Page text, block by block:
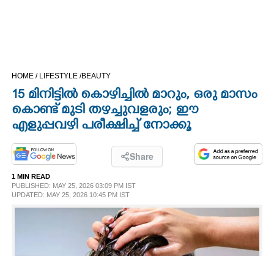
OPINION
PHOTOS
LIFESTYLE
HOME / LIFESTYLE /BEAUTY
15 മിനിട്ടിൽ കൊഴിച്ചിൽ മാറും, ഒരു മാസം
കൊണ്ട് മുടി തഴച്ചുവളരും; ഈ
എളുപ്പവഴി പരീക്ഷിച്ച് നോക്കൂ
Share
1 MIN READ
PUBLISHED: MAY 25, 2026 03:09 PM IST
UPDATED: MAY 25, 2026 10:45 PM IST